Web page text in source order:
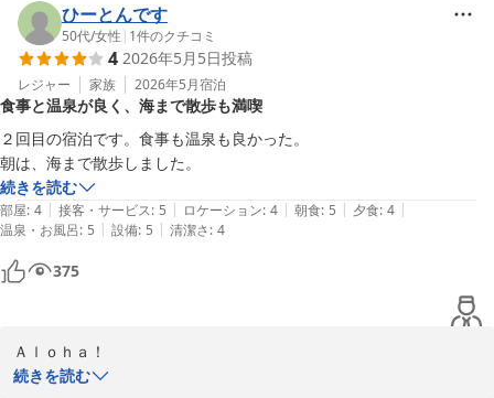
じます。一方で、掛布団の不足や小窓の眩しさにつきましてはご不
便をおかけし大変申し訳ございません。心よりお詫び申し上げま
す。
お寄せ頂いたご意見を踏まえ、早急な改善を行い今後より良い滞在
をご提供できるよう努めてまいります。
また皆さまにお会いできますことを心よりお待ちしております。
ＭＡＫＡＩ ＫＡＭＯＧＡＷＡ ＲＥＳＯＲＴ
2026-02-28
ひーとんです
50代/女性 | 1件のクチコミ
4 2026年5月5日投稿
レジャー 家族 2026年5月宿泊
食事と温泉が良く、海まで散歩も満喫
２回目の宿泊です。食事も温泉も良かった。
朝は、海まで散歩しました。
続きを読む
部屋: 4 | 接客・サービス: 5 | ロケーション: 4 | 朝食: 5 | 夕食: 4 |
温泉・お風呂: 5 | 設備: 5 | 清潔さ: 4
375
Ａｌｏｈａ！
この度はマカイ鴨川リゾートにお帰りいただき、誠にありがとうご
続きを読む